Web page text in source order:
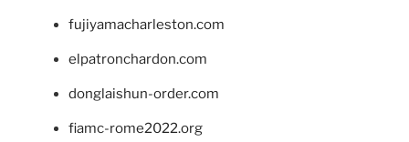
fujiyamacharleston.com
elpatronchardon.com
donglaishun-order.com
fiamc-rome2022.org